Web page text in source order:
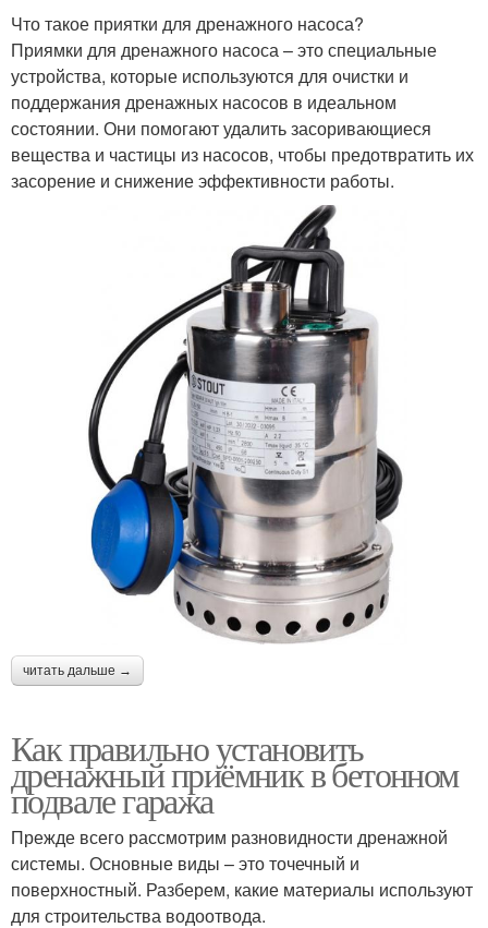
Что такое приятки для дренажного насоса?
Приямки для дренажного насоса – это специальные
устройства, которые используются для очистки и
поддержания дренажных насосов в идеальном
состоянии. Они помогают удалить засоривающиеся
вещества и частицы из насосов, чтобы предотвратить их
засорение и снижение эффективности работы.
читать дальше →
Как правильно установить
дренажный приёмник в бетонном
подвале гаража
Прежде всего рассмотрим разновидности дренажной
системы. Основные виды – это точечный и
поверхностный. Разберем, какие материалы используют
для строительства водоотвода.